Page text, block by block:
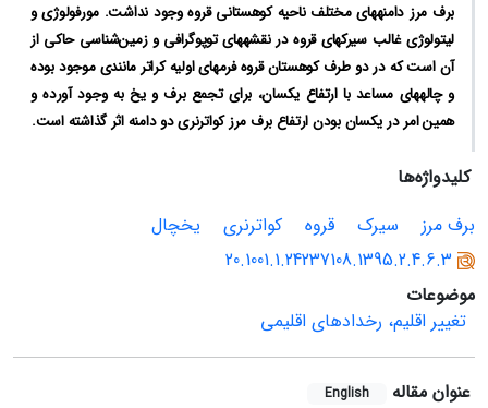
برف مرز دامنه‏های مختلف ناحیه کوهستانی قروه وجود نداشت. مورفولوژی و
لیتولوژی غالب سیرک‏های قروه در نقشه‏های توپوگرافی و زمین‌شناسی حاکی از
آن است که در دو طرف کوهستان قروه فرم‏های اولیه کراتر مانندی موجود بوده
و چاله‏ها‏ی مساعد با ارتفاع یکسان، برای تجمع برف و یخ به وجود آورده و
همین امر در یکسان بودن ارتفاع برف مرز کواترنری دو دامنه اثر گذاشته است.
کلیدواژه‌ها
برف مرز
سیرک قروه کواترنری
یخچال
20.1001.1.24237108.1395.2.4.6.3
موضوعات
تغییر اقلیم، رخدادهای اقلیمی
عنوان مقاله English